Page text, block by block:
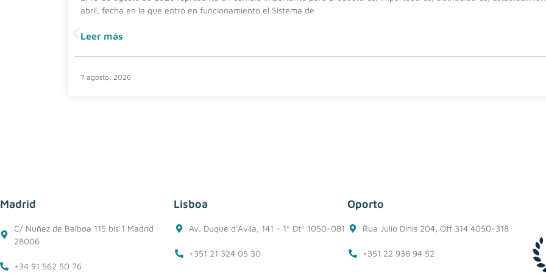
abril, fecha en la que entró en funcionamiento el Sistema de
Leer más
7 agosto, 2026
Madrid
C/ Nuñez de Balboa 115 bis 1 Madrid
28006
+34 91 562 50 76
Lisboa
Av. Duque d'Ávila, 141 - 1º Dtº 1050-081
+351 21 324 05 30
Oporto
Rua Julio Dinis 204, Off 314 4050-318
+351 22 938 94 52